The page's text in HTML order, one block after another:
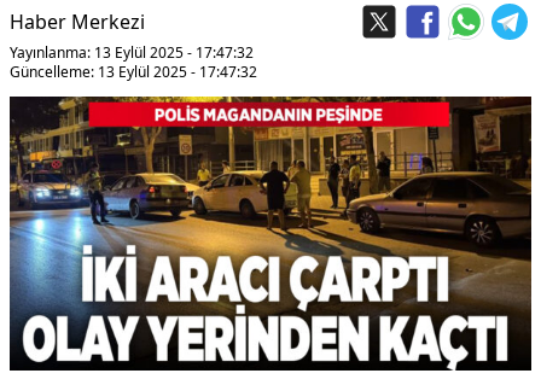
Haber Merkezi
Yayınlanma: 13 Eylül 2025 - 17:47:32
Güncelleme: 13 Eylül 2025 - 17:47:32